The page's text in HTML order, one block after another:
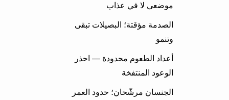
موضعي لا في عذاب
الصدمة مؤقتة؛ البصيلات تبقى
وتنمو
أعداد الطعوم محدودة — احذر
الوعود المنتفخة
الجنسان مرشّحان؛ حدود العمر